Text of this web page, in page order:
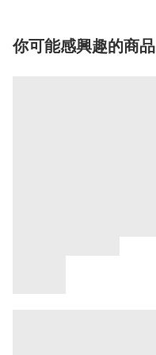
你可能感興趣的商品